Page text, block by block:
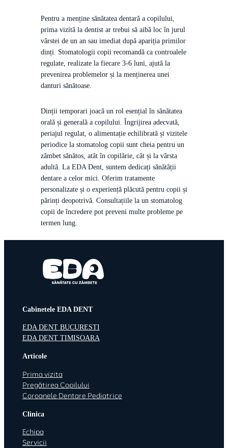
Pentru a menține sănătatea dentară a copilului,
prima vizită la dentist ar trebui să aibă loc în jurul
vârstei de un an sau imediat după apariția primilor
dinți. Stomatologii copii recomandă ca controalele
regulate, realizate la fiecare 3-6 luni, ajută la
prevenirea problemelor și la menținerea unei
danturi sănătoase.
Dinții temporari joacă un rol esențial în sănătatea
orală și generală a copilului. Îngrijirea adecvată,
periajul regulat, o alimentație echilibrată și vizitele
periodice la stomatolog copii sunt cheia pentru un
zâmbet sănătos, atât în copilărie, cât și la vârsta
adultă. La EDA Dent, suntem dedicați sănătății
dentare a celor mici. Oferim tratamente
personalizate și o experiență plăcută pentru copii și
părinți deopotrivă. Consultațiile la un stomatolog
copii de încredere pot preveni multe probleme pe
termen lung.
Cabinetele EDA DENT
EDA DENT BUCURESTI
EDA DENT TIMISOARA
Articole
Prima vizita
Pregătirea Copilului
Coroanele Dentare Pediatrice
Clinica
Echipa
Servicii